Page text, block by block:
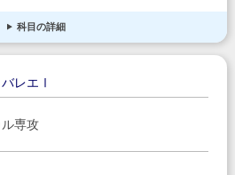
科目の詳細
レエⅠ
専攻